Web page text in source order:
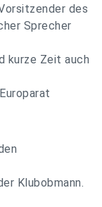
des
Sprecher
kurze Zeit auch
Klubobmann.